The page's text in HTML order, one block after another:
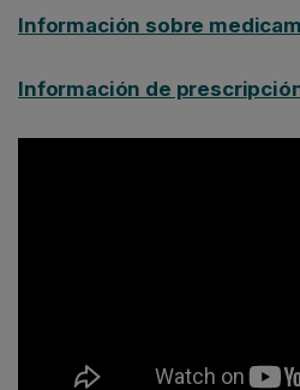
Información sobre
Información de